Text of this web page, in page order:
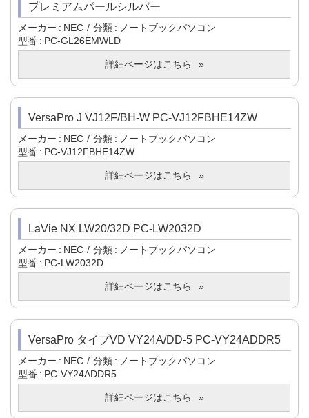
プレミアムパールシルバー
メーカー NEC 分類
ノートブックパソコン
型番
PC-GL26EMWLD
詳細ページはこちら
VersaPro J VJ12F/BH-W PC-VJ12FBHE14ZW
メーカー NEC 分類
ノートブックパソコン
型番
PC-VJ12FBHE14ZW
詳細ページはこちら
LaVie NX LW20/32D PC-LW2032D
メーカー NEC 分類
ノートブックパソコン
型番
PC-LW2032D
詳細ページはこちら
VersaPro タイプVD VY24A/DD-5 PC-VY24ADDR5
メーカー NEC 分類
ノートブックパソコン
型番
PC-VY24ADDR5
詳細ページはこちら